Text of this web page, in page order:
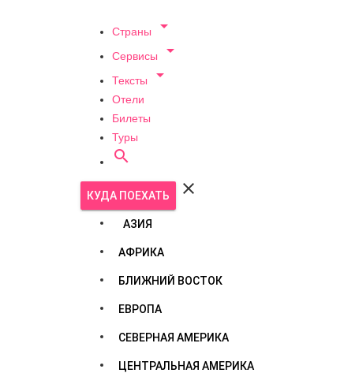
Страны 
Сервисы 
Тексты 
Отели
Билеты
Туры

КУДА ПОЕХАТЬ 
АЗИЯ
АФРИКА
БЛИЖНИЙ ВОСТОК
ЕВРОПА
СЕВЕРНАЯ АМЕРИКА
ЦЕНТРАЛЬНАЯ АМЕРИКА